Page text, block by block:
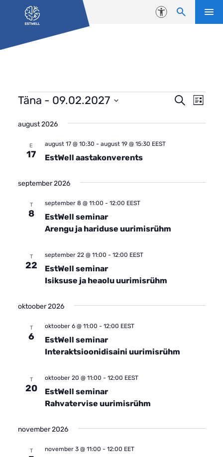
Liigu edasi põhisisu juurde
Juurdepääsetavus
sündmused Search
List
Täna - 09.02.2027
date.
august 2026
E
17 EstWell aastakonverents
august 17 @ 10:30 - august 19 @ 15:30 EEST
september 2026
T
8
EstWell seminar
Arengu ja hariduse uurimisrühm
september 8 @ 11:00 - 12:00 EEST
T
22
EstWell seminar
Isiksuse ja heaolu uurimisrühm
september 22 @ 11:00 - 12:00 EEST
oktoober 2026
T
6
EstWell seminar
Interaktsioonidisaini uurimisrühm
oktoober 6 @ 11:00 - 12:00 EEST
T
20
EstWell seminar
Rahvatervise uurimisrühm
oktoober 20 @ 11:00 - 12:00 EEST
november 2026
T november 3 @ 11:00 - 12:00 EET